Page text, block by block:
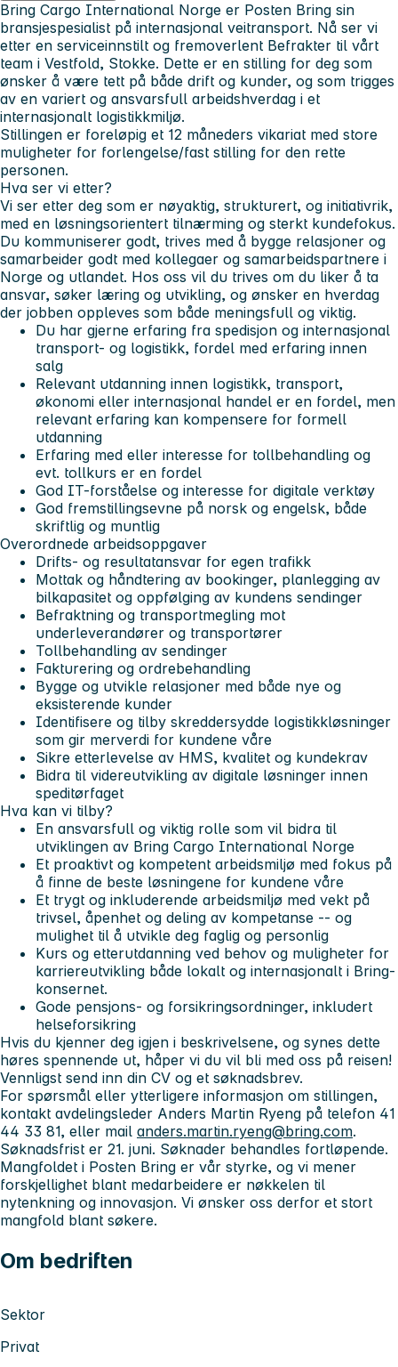
Bring Cargo International Norge er Posten Bring sin
bransjespesialist på internasjonal veitransport. Nå ser vi
etter en serviceinnstilt og fremoverlent Befrakter til vårt
team i Vestfold, Stokke. Dette er en stilling for deg som
ønsker å være tett på både drift og kunder, og som trigges
av en variert og ansvarsfull arbeidshverdag i et
internasjonalt logistikkmiljø.
Stillingen er foreløpig et 12 måneders vikariat med store
muligheter for forlengelse/fast stilling for den rette
personen.
Hva ser vi etter?
Vi ser etter deg som er nøyaktig, strukturert, og initiativrik,
med en løsningsorientert tilnærming og sterkt kundefokus.
Du kommuniserer godt, trives med å bygge relasjoner og
samarbeider godt med kollegaer og samarbeidspartnere i
Norge og utlandet. Hos oss vil du trives om du liker å ta
ansvar, søker læring og utvikling, og ønsker en hverdag
der jobben oppleves som både meningsfull og viktig.
Du har gjerne erfaring fra spedisjon og internasjonal
transport- og logistikk, fordel med erfaring innen
salg
Relevant utdanning innen logistikk, transport,
økonomi eller internasjonal handel er en fordel, men
relevant erfaring kan kompensere for formell
utdanning
Erfaring med eller interesse for tollbehandling og
evt. tollkurs er en fordel
God IT-forståelse og interesse for digitale verktøy
God fremstillingsevne på norsk og engelsk, både
skriftlig og muntlig
Overordnede arbeidsoppgaver
Drifts- og resultatansvar for egen trafikk
Mottak og håndtering av bookinger, planlegging av
bilkapasitet og oppfølging av kundens sendinger
Befraktning og transportmegling mot
underleverandører og transportører
Tollbehandling av sendinger
Fakturering og ordrebehandling
Bygge og utvikle relasjoner med både nye og
eksisterende kunder
Identifisere og tilby skreddersydde logistikkløsninger
som gir merverdi for kundene våre
Sikre etterlevelse av HMS, kvalitet og kundekrav
Bidra til videreutvikling av digitale løsninger innen
speditørfaget
Hva kan vi tilby?
En ansvarsfull og viktig rolle som vil bidra til
utviklingen av Bring Cargo International Norge
Et proaktivt og kompetent arbeidsmiljø med fokus på
å finne de beste løsningene for kundene våre
Et trygt og inkluderende arbeidsmiljø med vekt på
trivsel, åpenhet og deling av kompetanse -- og
mulighet til å utvikle deg faglig og personlig
Kurs og etterutdanning ved behov og muligheter for
karriereutvikling både lokalt og internasjonalt i Bring-
konsernet.
Gode pensjons- og forsikringsordninger, inkludert
helseforsikring
Hvis du kjenner deg igjen i beskrivelsene, og synes dette
høres spennende ut, håper vi du vil bli med oss på reisen!
Vennligst send inn din CV og et søknadsbrev.
For spørsmål eller ytterligere informasjon om stillingen,
kontakt avdelingsleder Anders Martin Ryeng på telefon 41
44 33 81, eller mail anders.martin.ryeng@bring.com.
Søknadsfrist er 21. juni. Søknader behandles fortløpende.
Mangfoldet i Posten Bring er vår styrke, og vi mener
forskjellighet blant medarbeidere er nøkkelen til
nytenkning og innovasjon. Vi ønsker oss derfor et stort
mangfold blant søkere.
Om bedriften
Sektor
Privat